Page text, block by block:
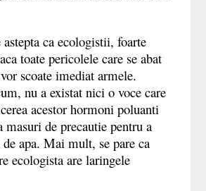
astepta ca ecologistii, foarte
toate pericolele care se abat
scoate imediat armele.
nu a existat nici o voce care
acestor hormoni poluanti
masuri de precautie pentru a
apa. Mai mult, se pare ca
ecologista are laringele